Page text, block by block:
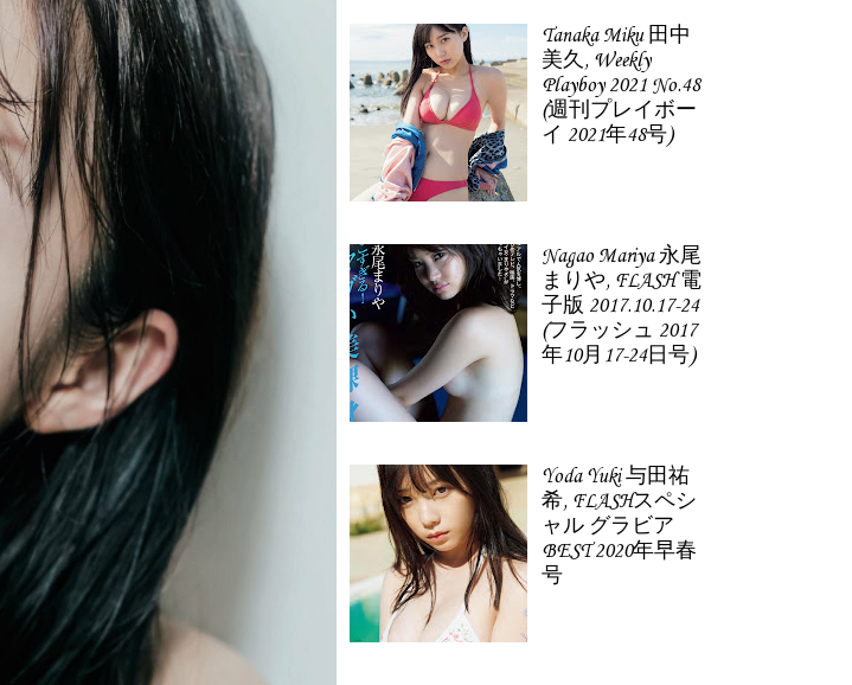
Tanaka Miku 田中
美久, Weekly
Playboy 2021 No.48
(週刊プレイボー
イ 2021年48号)
Nagao Mariya 永尾
まりや, FLASH 電
子版 2017.10.17-24
(フラッシュ 2017
年10月17-24日号)
Yoda Yuki 与田祐
希, FLASHスペシ
ャル グラビア
BEST 2020年早春
号